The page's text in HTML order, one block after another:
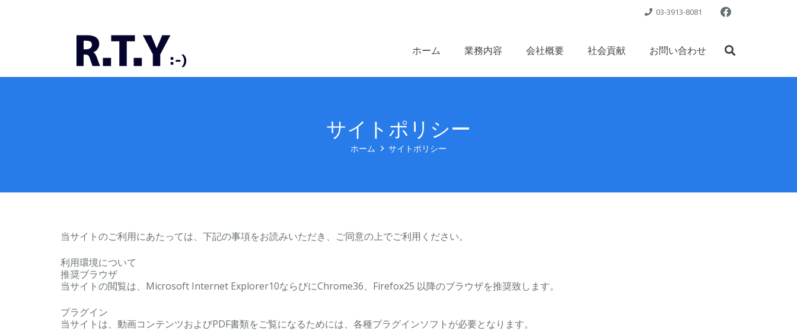
03-3913-8081
ホーム 業務内容 会社概要 社会貢献 お問い合わせ
サイトポリシー
ホーム サイトポリシー
当サイトのご利用にあたっては、下記の事項をお読みいただき、ご同意の上でご利用ください。
利用環境について
推奨ブラウザ
当サイトの閲覧は、Microsoft Internet Explorer10ならびにChrome36、Firefox25 以降のブラウザを推奨致します。
プラグイン
当サイトは、動画コンテンツおよびPDF書類をご覧になるためには、各種プラグインソフトが必要となります。